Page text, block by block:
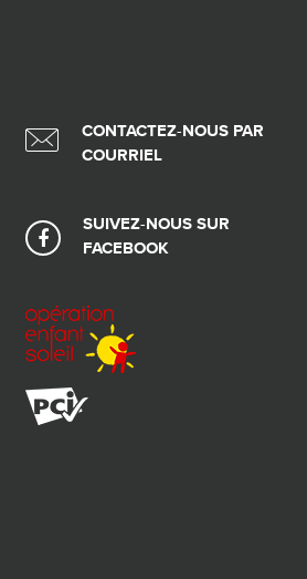
CONTACTEZ-NOUS PAR
COURRIEL
SUIVEZ-NOUS SUR
FACEBOOK